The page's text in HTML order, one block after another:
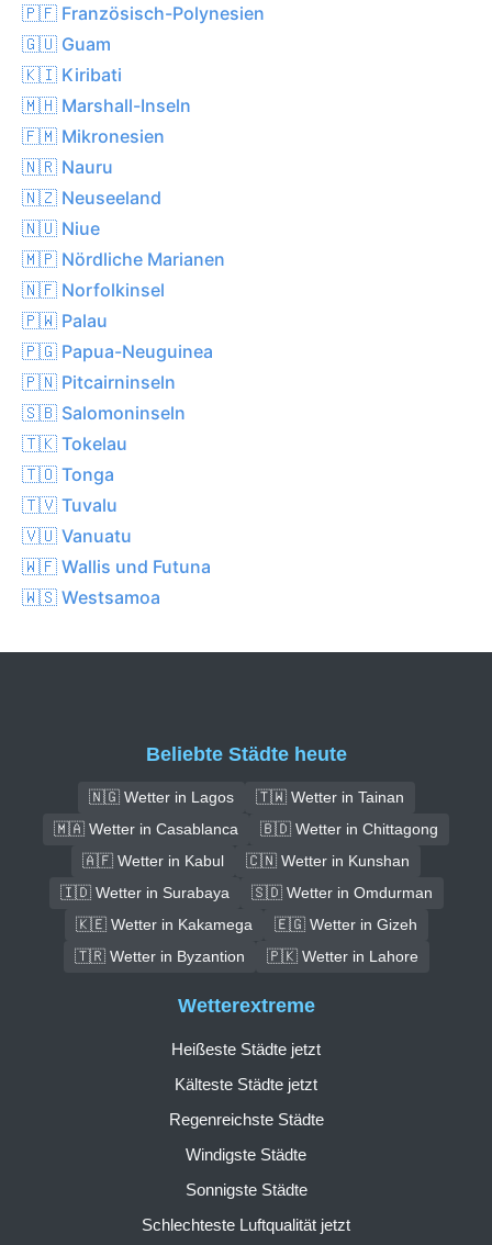
🇵🇫 Französisch-Polynesien
🇬🇺 Guam
🇰🇮 Kiribati
🇲🇭 Marshall-Inseln
🇫🇲 Mikronesien
🇳🇷 Nauru
🇳🇿 Neuseeland
🇳🇺 Niue
🇲🇵 Nördliche Marianen
🇳🇫 Norfolkinsel
🇵🇼 Palau
🇵🇬 Papua-Neuguinea
🇵🇳 Pitcairninseln
🇸🇧 Salomoninseln
🇹🇰 Tokelau
🇹🇴 Tonga
🇹🇻 Tuvalu
🇻🇺 Vanuatu
🇼🇫 Wallis und Futuna
🇼🇸 Westsamoa
Beliebte Städte heute
🇳🇬 Wetter in Lagos
🇹🇼 Wetter in Tainan
🇲🇦 Wetter in Casablanca
🇧🇩 Wetter in Chittagong
🇦🇫 Wetter in Kabul
🇨🇳 Wetter in Kunshan
🇮🇩 Wetter in Surabaya
🇸🇩 Wetter in Omdurman
🇰🇪 Wetter in Kakamega
🇪🇬 Wetter in Gizeh
🇹🇷 Wetter in Byzantion
🇵🇰 Wetter in Lahore
Wetterextreme
Heißeste Städte jetzt
Kälteste Städte jetzt
Regenreichste Städte
Windigste Städte
Sonnigste Städte
Schlechteste Luftqualität jetzt